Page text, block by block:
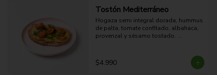
Tostón Mediterráneo
Hogaza semi integral dorada, hummus
de palta, tomate confitado, albahaca,
provenzal y sésamo tostado.
grasa - 7g Fibra - 444 Kcal
$4.990